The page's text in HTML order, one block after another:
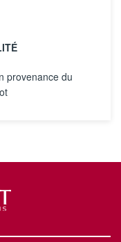
provenance du